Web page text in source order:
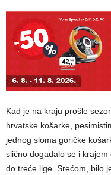
Kad je na kraju prošle
hrvatske košarke,
jednog sloma goričke
slično događalo se i
do treće lige. Srećom, bilo